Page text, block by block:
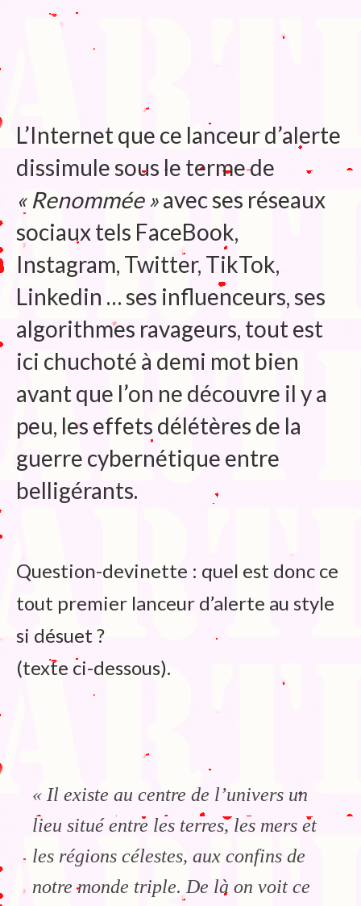
L’Internet que ce lanceur d’alerte
dissimule sous le terme de
« Renommée »avec ses réseaux
sociaux tels FaceBook,
Instagram, Twitter, TikTok,
Linkedin … ses influenceurs, ses
algorithmes ravageurs, tout est
ici chuchoté à demi mot bien
avant que l’on ne découvre il y a
peu, les effets délétères de la
guerre cybernétique entre
belligérants.
Question-devinette : quel est donc ce
tout premier lanceur d’alerte au style
si désuet ?
(texte ci-dessous).
« Il existe au centre de l’univers un
lieu situé entre les terres, les mers et
les régions célestes, aux confins de
notre monde triple. De là on voit ce